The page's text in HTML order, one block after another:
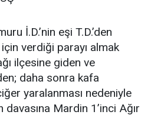
İ.D.’nin eşi T.D.’den
verdiği parayı almak
ilçesine giden ve
daha sonra kafa
yaralanması nedeniyle
davasına Mardin 1’inci Ağır